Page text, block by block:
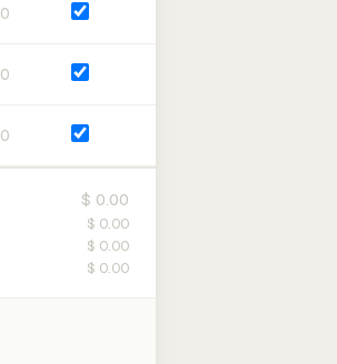
$ 0.00
$ 0.00
$ 0.00
$ 0.00